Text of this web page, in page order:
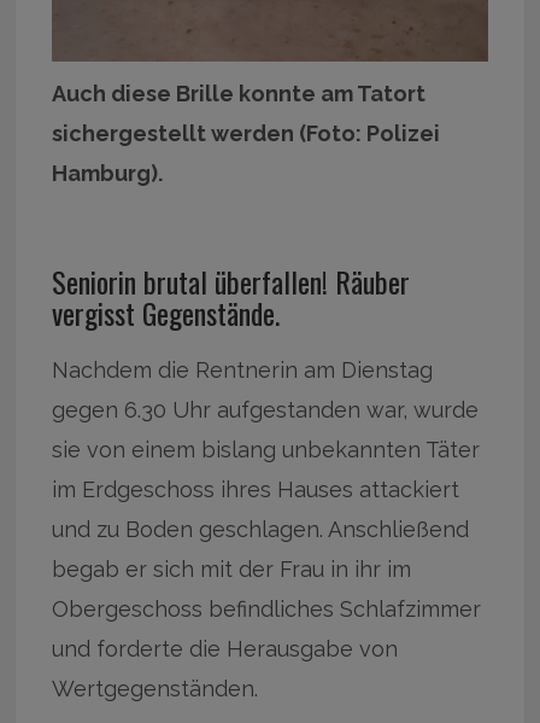
Auch diese Brille konnte am Tatort
sichergestellt werden (Foto: Polizei
Hamburg).
Seniorin brutal überfallen! Räuber
vergisst Gegenstände.
Nachdem die Rentnerin am Dienstag
gegen 6.30 Uhr aufgestanden war, wurde
sie von einem bislang unbekannten Täter
im Erdgeschoss ihres Hauses attackiert
und zu Boden geschlagen. Anschließend
begab er sich mit der Frau in ihr im
Obergeschoss befindliches Schlafzimmer
und forderte die Herausgabe von
Wertgegenständen.